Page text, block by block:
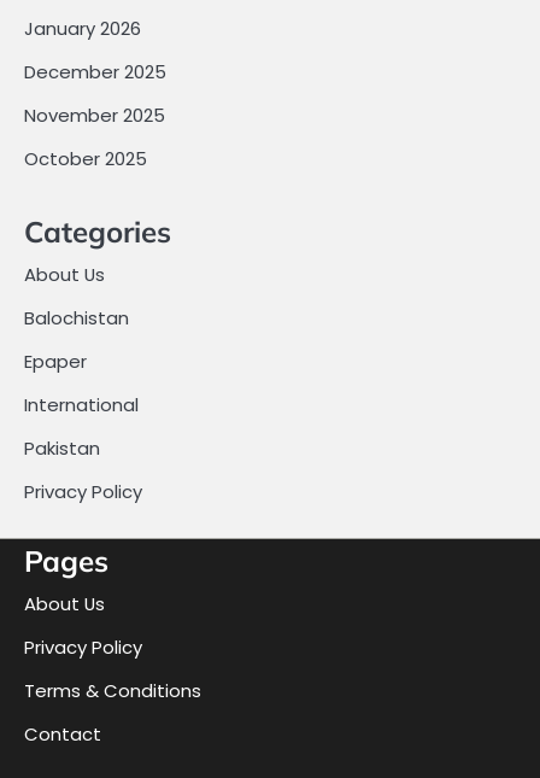
January 2026
December 2025
November 2025
October 2025
Categories
About Us
Balochistan
Epaper
International
Pakistan
Privacy Policy
Pages
About Us
Privacy Policy
Terms & Conditions
Contact